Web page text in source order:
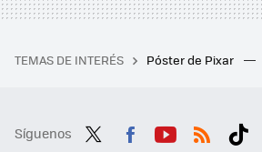
TEMAS DE INTERÉS Póster de Pixar
Síguenos